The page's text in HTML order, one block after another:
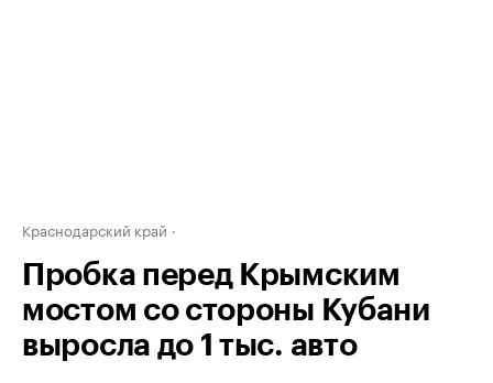
Краснодарский край
Пробка перед Крымским
мостом со стороны Кубани
выросла до 1 тыс. авто